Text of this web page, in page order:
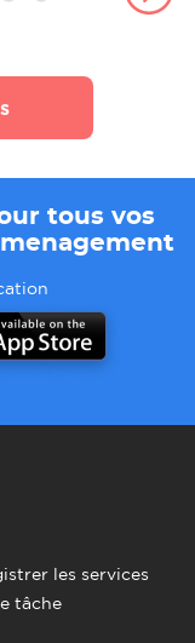
tous vos
les services
tâche